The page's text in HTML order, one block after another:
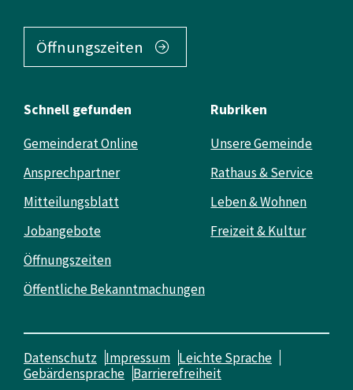
Öffnungszeiten
Schnell gefunden
Gemeinderat Online
Ansprechpartner
Mitteilungsblatt
Jobangebote
Öffnungszeiten
Öffentliche Bekanntmachungen
Rubriken
Unsere Gemeinde
Rathaus & Service
Leben & Wohnen
Freizeit & Kultur
Datenschutz Impressum Leichte Sprache
Gebärdensprache Barrierefreiheit